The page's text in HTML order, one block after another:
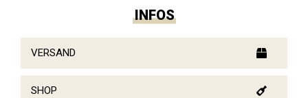
INFOS
VERSAND
SHOP